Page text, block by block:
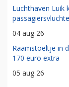
Luchthaven Luik
04 aug 26
Raamstoeltje in
170 euro extra
05 aug 26